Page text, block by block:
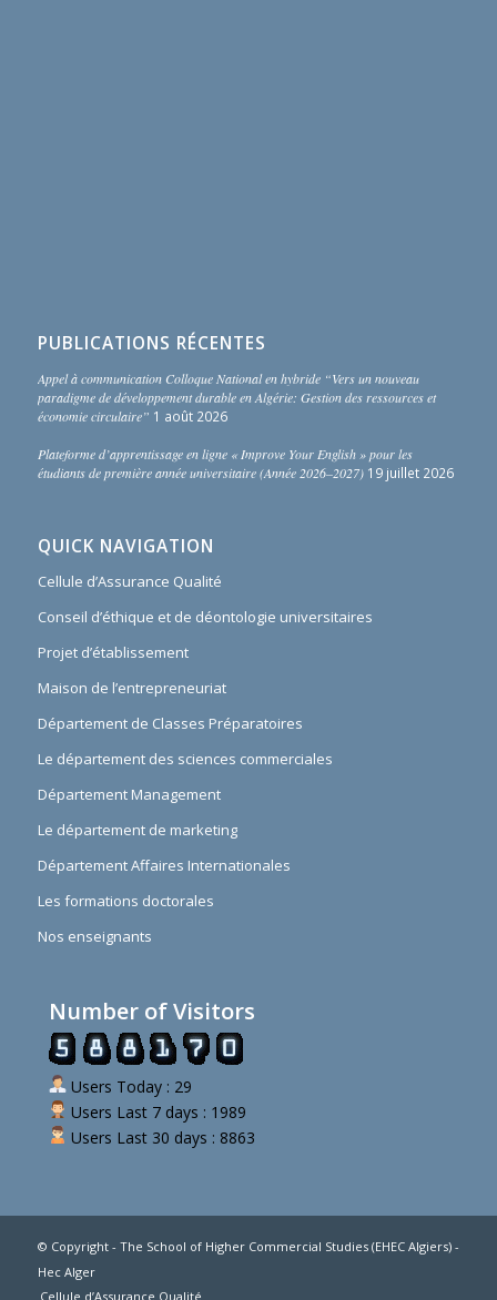
PUBLICATIONS RÉCENTES
Appel à communication Colloque National en hybride “Vers un nouveau
paradigme de développement durable en Algérie: Gestion des ressources et
économie circulaire” 1 août 2026
Plateforme d’apprentissage en ligne « Improve Your English » pour les
étudiants de première année universitaire (Année 2026–2027) 19 juillet 2026
QUICK NAVIGATION
Cellule d’Assurance Qualité
Conseil d’éthique et de déontologie universitaires
Projet d’établissement
Maison de l’entrepreneuriat
Département de Classes Préparatoires
Le département des sciences commerciales
Département Management
Le département de marketing
Département Affaires Internationales
Les formations doctorales
Nos enseignants
Number of Visitors
Users Today : 29
Users Last 7 days : 1989
Users Last 30 days : 8863
© Copyright - The School of Higher Commercial Studies (EHEC Algiers) -
Hec Alger
Cellule d’Assurance Qualité